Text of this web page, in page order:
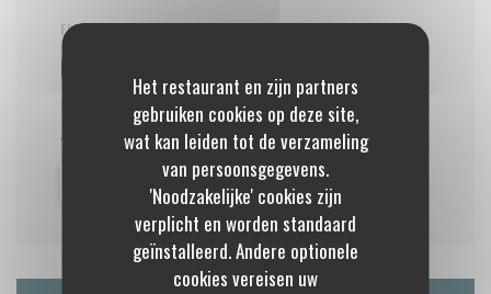
Het restaurant en zijn partners
gebruiken cookies op deze site,
wat kan leiden tot de verzameling
van persoonsgegevens.
'Noodzakelijke' cookies zijn
verplicht en worden standaard
geïnstalleerd. Andere optionele
cookies vereisen uw
ELKE ZONDAG VAN 11H30 TOT 14H30
Brunch du Dimanche
PRIJS : €41.00
MEER INFORMATIE((OPENT IN EEN NIEUW VENSTER))